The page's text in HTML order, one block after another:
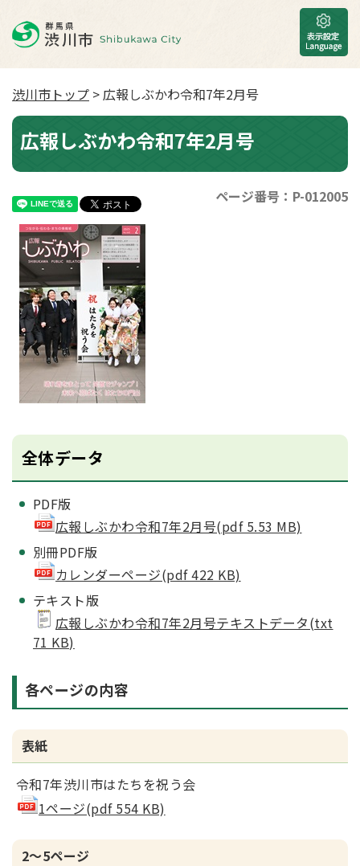
渋川市トップ > 広報しぶかわ令和7年2月号
広報しぶかわ令和7年2月号
ページ番号：P-012005
全体データ
PDF版
広報しぶかわ令和7年2月号(pdf 5.53 MB)
別冊PDF版
カレンダーページ(pdf 422 KB)
テキスト版
広報しぶかわ令和7年2月号テキストデータ(txt
71 KB)
各ページの内容
表紙
令和7年渋川市はたちを祝う会
1ページ(pdf 554 KB)
2～5ページ